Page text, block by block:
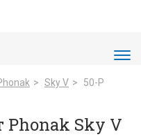
> Sky V > 50-P
Phonak Sky V